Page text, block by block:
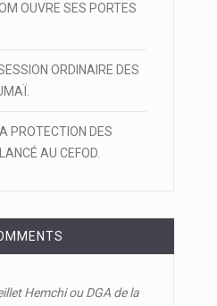
OUVRE SES PORTES
ORDINAIRE DES
PROTECTION DES
AU CEFOD.
Hemchi ou DGA de la